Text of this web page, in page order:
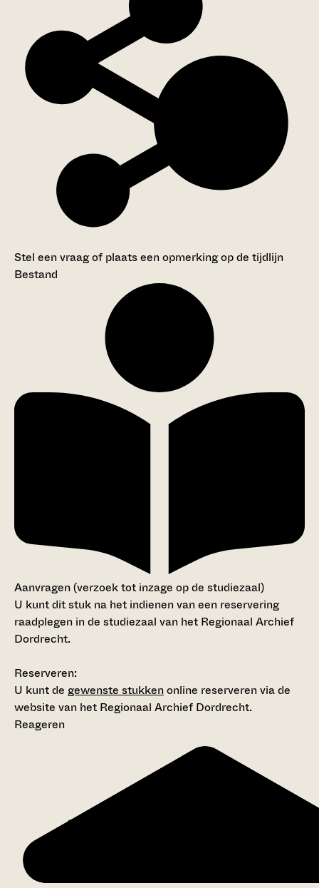
Stel een vraag of plaats een opmerking op de tijdlijn
Bestand
Aanvragen (verzoek tot inzage op de studiezaal)
U kunt dit stuk na het indienen van een reservering
raadplegen in de studiezaal van het Regionaal Archief
Dordrecht.
Reserveren:
U kunt de gewenste stukkenonline reserveren via de
website van het Regionaal Archief Dordrecht.
Reageren